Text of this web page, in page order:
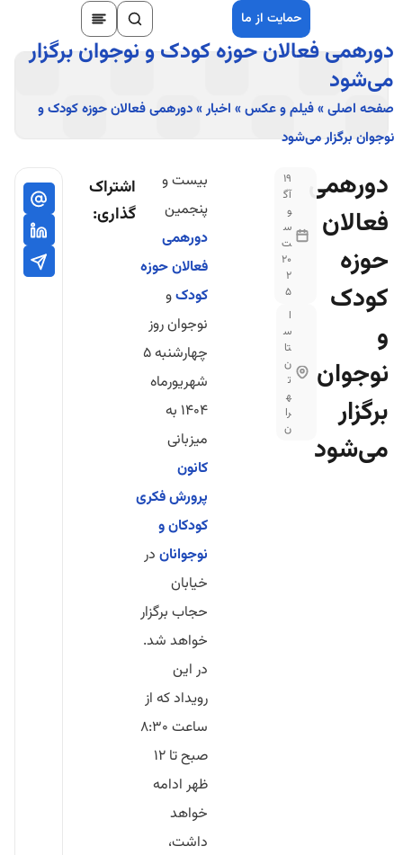
حمایت از ما
دورهمی فعالان حوزه کودک و نوجوان برگزار
می‌شود
صفحه اصلی»فیلم و عکس» اخبار»دورهمی فعالان حوزه کودک و
نوجوان برگزار می‌شود
دورهمی
فعالان
حوزه
کودک
و
نوجوان
برگزار
می‌شود
19
آگ
و
س
ت
20
2
5
ا
س
تا
ن
ت
ه
را
ن
بیست و
پنجمین
دورهمی
فعالان حوزه
کودکو
نوجوان روز
چهارشنبه ۵
شهریورماه
۱۴۰۴ به
میزبانی
کانون
پرورش فکری
کودکان و
نوجوانان در
خیابان
حجاب برگزار
خواهد شد.
در این
رویداد که از
ساعت ۸:۳۰
صبح تا ۱۲
ظهر ادامه
خواهد
داشت،
اشتراک
گذاری: